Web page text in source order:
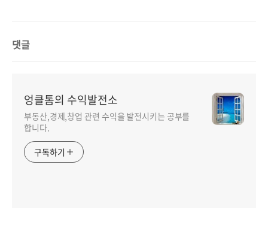
댓글
엉클톰의 수익발전소
부동산,경제,창업 관련 수익을 발전시키는 공부를
합니다.
구독하기